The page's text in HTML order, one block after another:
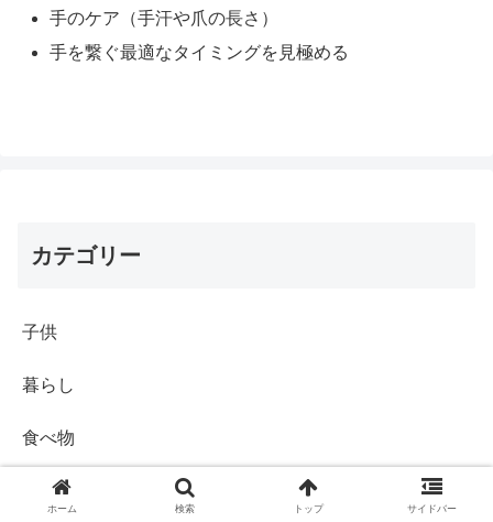
手のケア（手汗や爪の長さ）
手を繋ぐ最適なタイミングを見極める
カテゴリー
子供
暮らし
食べ物
ホーム 検索 トップ サイドバー